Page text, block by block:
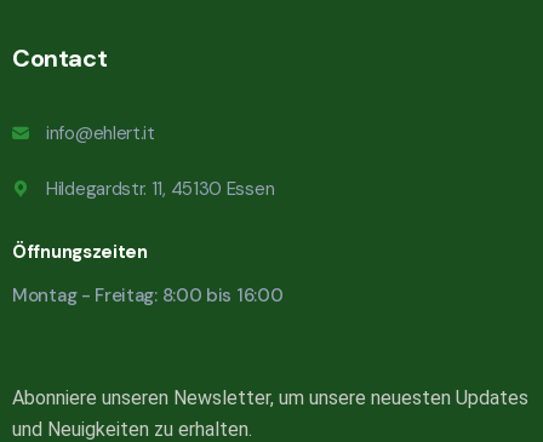
Contact
info@ehlert.it
Hildegardstr. 11, 45130 Essen
Öffnungszeiten
Montag - Freitag: 8:00 bis 16:00
Abonniere unseren Newsletter, um unsere neuesten Updates
und Neuigkeiten zu erhalten.